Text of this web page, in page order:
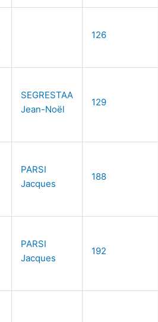
126
SEGRESTAA
Jean-Noël
129
PARSI
Jacques
188
PARSI
Jacques
192